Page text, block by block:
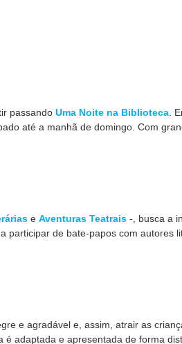
passando Uma Noite na Biblioteca .
até a manhã de domingo. Com
e Aventuras Teatrais -, busca a
participar de bate-papos com autores
e agradável e, assim, atrair as
é adaptada e apresentada de forma